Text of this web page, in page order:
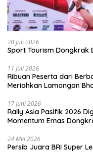
20 Juli 2026
Sport Tourism Dongkrak
11 Juli 2026
Ribuan Peserta dari
Meriahkan Lamongan
17 Juni 2026
Rally Asia Pasifik 2026
Momentum Emas
24 Mei 2026
Persib Juara BRI Super